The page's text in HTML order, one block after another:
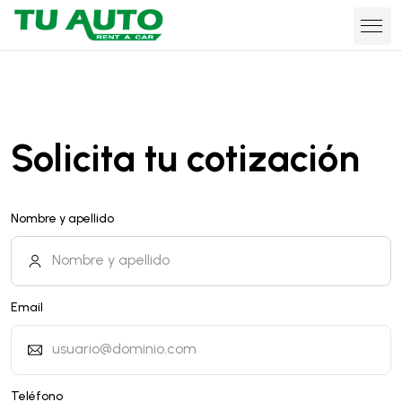
Solicita tu cotización
Nombre y apellido
Email
Teléfono